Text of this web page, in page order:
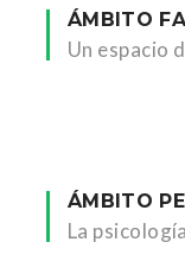
ÁMBITO
Un espacio
ÁMBITO
La